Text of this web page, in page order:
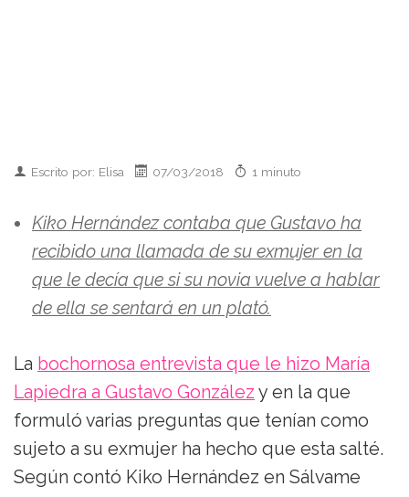
Escrito por: Elisa 07/03/2018 1 minuto
Kiko Hernández contaba que Gustavo ha
recibido una llamada de su exmujer en la
que le decía que si su novia vuelve a hablar
de ella se sentará en un plató.
La bochornosa entrevista que le hizo María
Lapiedra a Gustavo González y en la que
formuló varias preguntas que tenían como
sujeto a su exmujer ha hecho que esta salté.
Según contó Kiko Hernández en Sálvame